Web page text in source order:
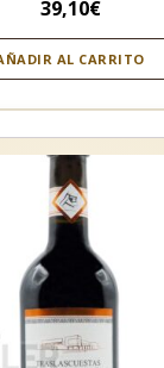
39,10€
AL CARRITO